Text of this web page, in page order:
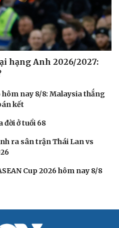
hạng Anh 2026/2027:
hôm nay 8/8: Malaysia thắng
kết
đời ở tuổi 68
ra sân trận Thái Lan vs
Cup 2026 hôm nay 8/8